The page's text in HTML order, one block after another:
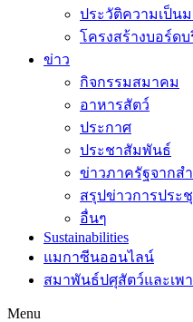
ประวัติความเป็น
โครงสร้างบอร์ดบ
ข่าว
กิจกรรมสมาคม
อาหารสัตว์
ประกาศ
ประชาสัมพันธ์
ข่าวภาครัฐจากส
สรุปข่าวการประ
อื่นๆ
Sustainabilities
แมกาซีนออนไลน์
สมาพันธ์ปศุสัตว์และเพ
Menu